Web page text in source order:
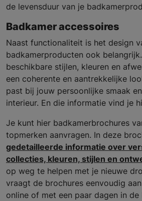
de levensduur van je
Badkamer accessoires
Naast functionaliteit is het design
badkamerproducten ook
beschikbare stijlen, kleuren en
een coherente en aantrekkelijke
past bij jouw persoonlijke smaak
interieur. En die informatie vind je
Je kunt hier badkamerbrochures
topmerken aanvragen. In deze
gedetailleerde informatie over
collecties, kleuren, stijlen en
op weg te helpen met je nieuwe
vraagt de brochures eenvoudig
online of met een paar dagen in de